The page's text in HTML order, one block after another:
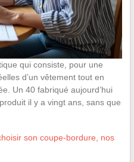
qui consiste, pour une
d’un vêtement tout en
Un 40 fabriqué aujourd’hui
il y a vingt ans, sans que
son coupe-bordure, nos